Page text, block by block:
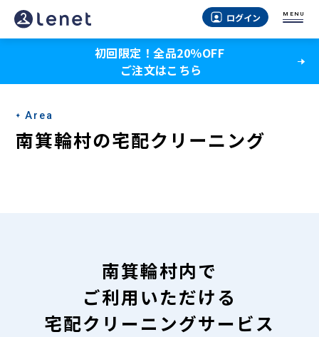
南
箕
村
の
宅
ログイン MENU
初回限定！全品20％OFF
ご注文はこちら
Area
南箕輪村の宅配クリーニング
南箕輪村内で
ご利用いただける
宅配クリーニングサービス